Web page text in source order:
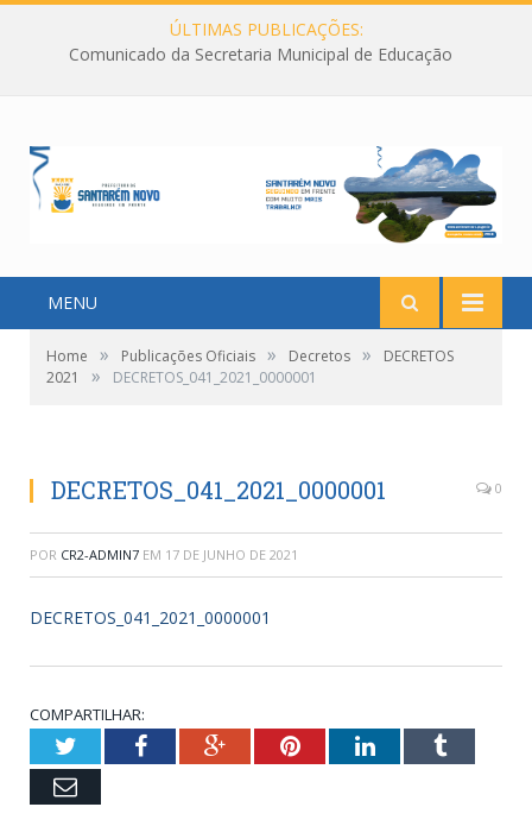
ÚLTIMAS PUBLICAÇÕES:
Comunicado da Secretaria Municipal de Educação
MENU
Home » Publicações Oficiais » Decretos »
DECRETOS
2021
» DECRETOS_041_2021_0000001
DECRETOS_041_2021_0000001 0
POR CR2-ADMIN7 EM 17 DE JUNHO DE 2021
DECRETOS_041_2021_0000001
COMPARTILHAR:
TwitterFacebookGoogle+PinterestLinkedInTumblr
Email